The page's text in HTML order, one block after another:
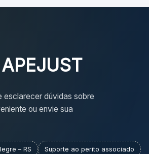
esclarecer dúvidas sobre
ou envie sua
– RS Suporte ao perito associado